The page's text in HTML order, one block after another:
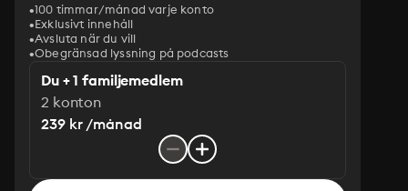
100 timmar/månad varje konto
Exklusivt innehåll
Avsluta när du vill
Obegränsad lyssning på podcasts
Du + 1 familjemedlem
2 konton
239 kr /månad